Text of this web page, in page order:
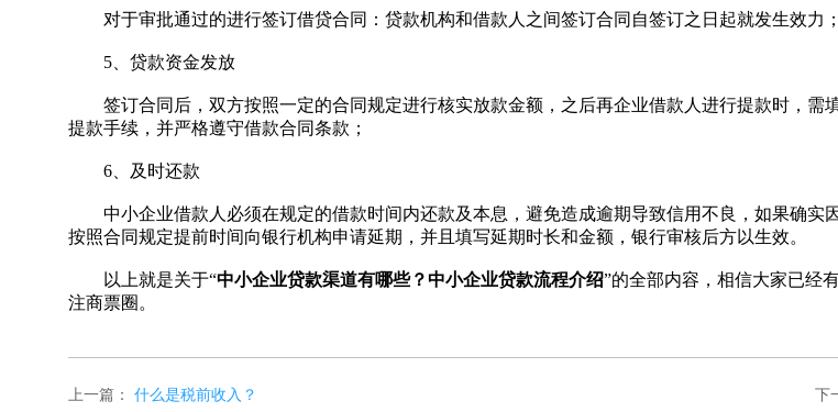
对于审批通过的进行签订借贷合同：贷款机构和借款人之间签订合同自签订之日起就发生效力；
5、贷款资金发放
签订合同后，双方按照一定的合同规定进行核实放款金额，之后再企业借款人进行提款时，需
提款手续，并严格遵守借款合同条款；
6、及时还款
中小企业借款人必须在规定的借款时间内还款及本息，避免造成逾期导致信用不良，如果确实
按照合同规定提前时间向银行机构申请延期，并且填写延期时长和金额，银行审核后方以生效。
以上就是关于“中小企业贷款渠道有哪些？中小企业贷款流程介绍”的全部内容，相信大家已经
注商票圈。
上一篇： 什么是税前收入？ 下